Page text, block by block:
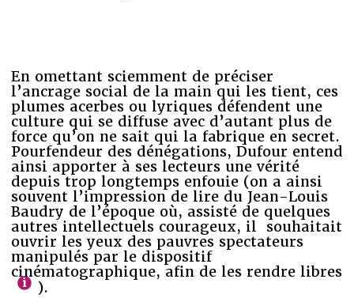
En omettant sciemment de préciser
l’ancrage social de la main qui les tient, ces
plumes acerbes ou lyriques défendent une
culture qui se diffuse avec d’autant plus de
force qu’on ne sait qui la fabrique en secret.
Pourfendeur des dénégations, Dufour entend
ainsi apporter à ses lecteurs une vérité
depuis trop longtemps enfouie (on a ainsi
souvent l’impression de lire du Jean-Louis
Baudry de l’époque où, assisté de quelques
autres intellectuels courageux, il souhaitait
ouvrir les yeux des pauvres spectateurs
manipulés par le dispositif
cinématographique, afin de les rendre libres
).